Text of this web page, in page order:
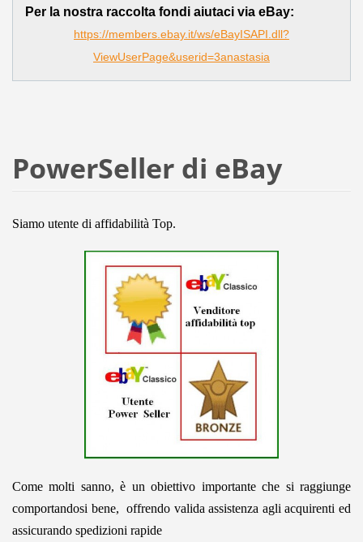
Per la nostra raccolta fondi aiutaci via eBay:
https://members.ebay.it/ws/eBayISAPI.dll?
ViewUserPage&userid=3anastasia
PowerSeller di eBay
Siamo utente di affidabilità Top.
Come molti sanno, è un obiettivo importante che si raggiunge
comportandosi bene, offrendo valida assistenza agli acquirenti ed
assicurando spedizioni rapide